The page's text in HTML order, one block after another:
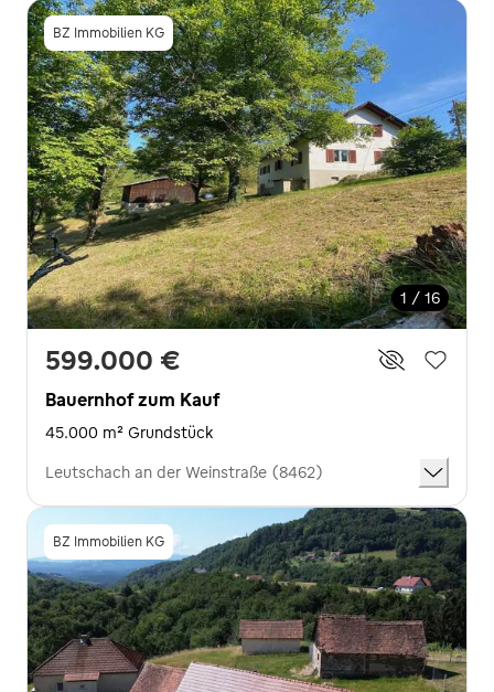
BZ Immobilien KG
1 / 16
599.000 €
Bauernhof zum Kauf
45.000 m² Grundstück
Leutschach an der Weinstraße (8462)
BZ Immobilien KG